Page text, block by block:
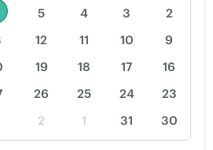
2
3
4
5
9
10
11
12
16
17
18
19
23
24
25
26
30
31
1
2